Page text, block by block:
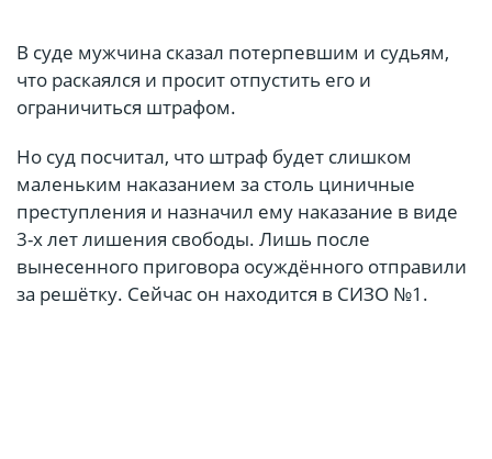
В суде мужчина сказал потерпевшим и судьям,
что раскаялся и просит отпустить его и
ограничиться штрафом.
Но суд посчитал, что штраф будет слишком
маленьким наказанием за столь циничные
преступления и назначил ему наказание в виде
3-х лет лишения свободы. Лишь после
вынесенного приговора осуждённого отправили
за решётку. Сейчас он находится в СИЗО №1.